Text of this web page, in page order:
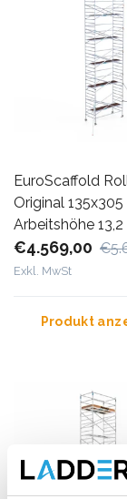
EuroScaffold
Original 135x305
Arbeitshöhe 13,2
€4.569,00
Exkl. MwSt
Produkt